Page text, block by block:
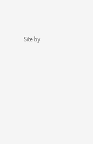
Site by